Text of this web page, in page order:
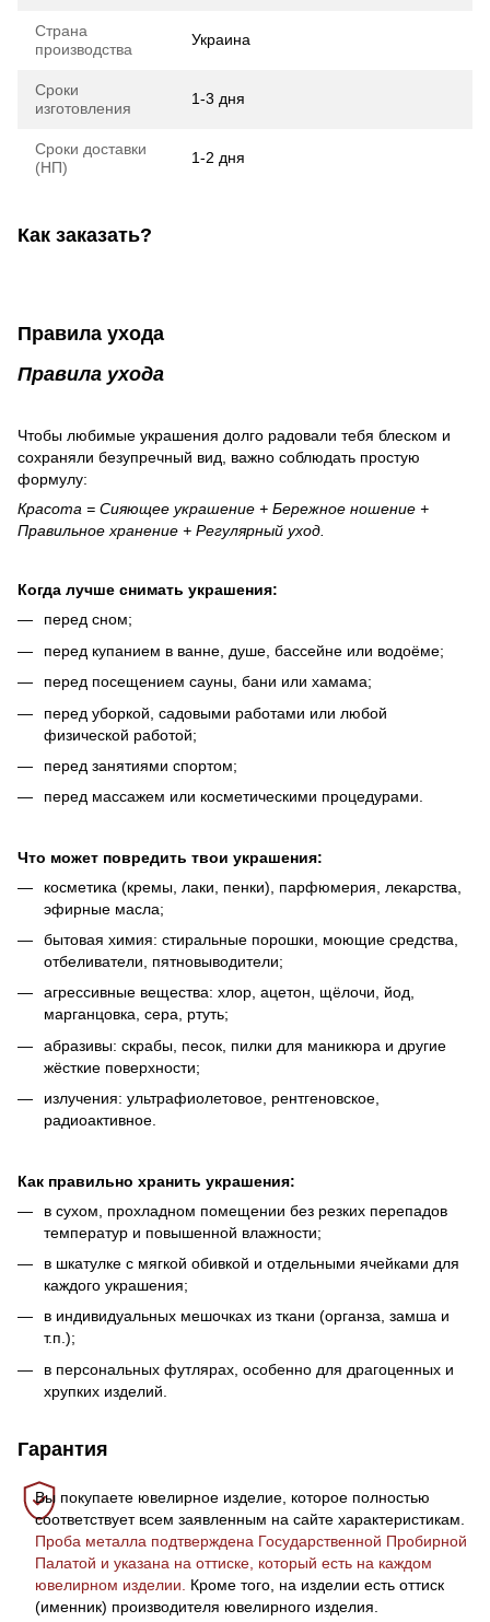
Страна
производства
Украина
Сроки
изготовления
1-3 дня
Сроки доставки
(НП)
1-2 дня
Как заказать?
Правила ухода
Правила ухода
Чтобы любимые украшения долго радовали тебя блеском и
сохраняли безупречный вид, важно соблюдать простую
формулу:
Красота = Сияющее украшение + Бережное ношение +
Правильное хранение + Регулярный уход.
Когда лучше снимать украшения:
перед сном;
перед купанием в ванне, душе, бассейне или водоёме;
перед посещением сауны, бани или хамама;
перед уборкой, садовыми работами или любой
физической работой;
перед занятиями спортом;
перед массажем или косметическими процедурами.
Что может повредить твои украшения:
косметика (кремы, лаки, пенки), парфюмерия, лекарства,
эфирные масла;
бытовая химия: стиральные порошки, моющие средства,
отбеливатели, пятновыводители;
агрессивные вещества: хлор, ацетон, щёлочи, йод,
марганцовка, сера, ртуть;
абразивы: скрабы, песок, пилки для маникюра и другие
жёсткие поверхности;
излучения: ультрафиолетовое, рентгеновское,
радиоактивное.
Как правильно хранить украшения:
в сухом, прохладном помещении без резких перепадов
температур и повышенной влажности;
в шкатулке с мягкой обивкой и отдельными ячейками для
каждого украшения;
в индивидуальных мешочках из ткани (органза, замша и
т.п.);
в персональных футлярах, особенно для драгоценных и
хрупких изделий.
Гарантия
Вы покупаете ювелирное изделие, которое полностью
соответствует всем заявленным на сайте характеристикам.
Проба металла подтверждена Государственной Пробирной
Палатой и указана на оттиске, который есть на каждом
ювелирном изделии.
Кроме того, на изделии есть оттиск
(именник) производителя ювелирного изделия.